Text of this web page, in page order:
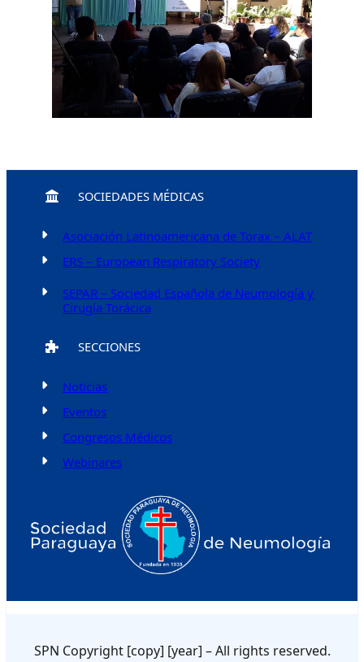
SOCIEDADES MÉDICAS
Asociación Latinoamericana de Torax – ALAT
ERS – European Respiratory Society
SEPAR – Sociedad Española de Neumología y
Cirugía Torácica
SECCIONES
Noticias
Eventos
Congresos Médicos
Webinares
SPN Copyright [copy] [year] – All rights reserved.